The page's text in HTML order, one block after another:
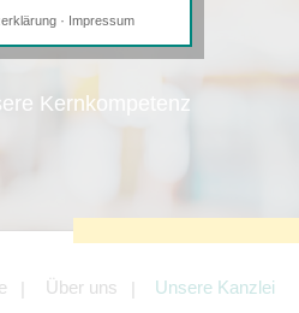
Kernkompetenz
Über uns Unsere Kanzlei
Cookies
sind erforderlich, um die
und Targeting-Cookies
einschließlich der
von z.B. Facebook und
· Impressum